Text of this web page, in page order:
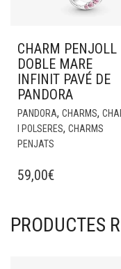
CHARM PENJOLL
DOBLE MARE
INFINIT PAVÉ DE
PANDORA
PANDORA, CHARMS,
I POLSERES, CHARMS
PENJATS
59,00€
PRODUCTES